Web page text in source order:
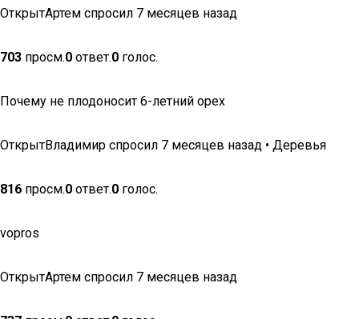
ОткрытАртем спросил 7 месяцев назад
703 просм.0 ответ.0 голос.
Почему не плодоносит 6-летний орех
ОткрытВладимир спросил 7 месяцев назад • Деревья
816 просм.0 ответ.0 голос.
vopros
ОткрытАртем спросил 7 месяцев назад